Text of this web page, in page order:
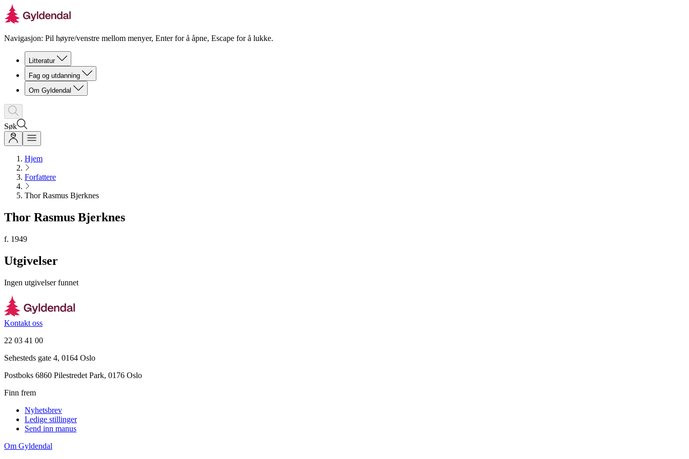
Navigasjon: Pil høyre/venstre mellom menyer, Enter for å åpne, Escape for å lukke.
Litteratur
Fag og utdanning
Om Gyldendal
Søk
Hjem
Forfattere
Thor Rasmus Bjerknes
Thor Rasmus Bjerknes
f. 1949
Utgivelser
Ingen utgivelser funnet
Kontakt oss
22 03 41 00
Sehesteds gate 4, 0164 Oslo
Postboks 6860 Pilestredet Park, 0176 Oslo
Finn frem
Nyhetsbrev
Ledige stillinger
Send inn manus
Om Gyldendal